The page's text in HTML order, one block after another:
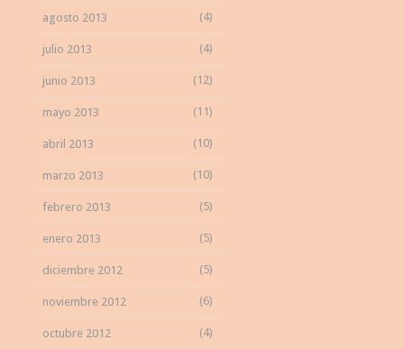
agosto 2013 (4)
julio 2013 (4)
junio 2013 (12)
mayo 2013 (11)
abril 2013 (10)
marzo 2013 (10)
febrero 2013 (5)
enero 2013 (5)
diciembre 2012 (5)
noviembre 2012 (6)
octubre 2012 (4)